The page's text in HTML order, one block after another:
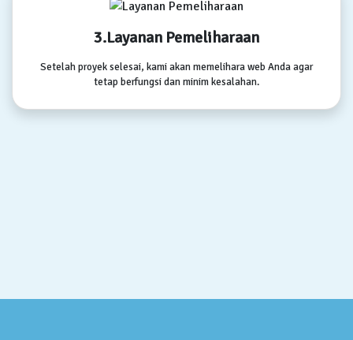
3.Layanan Pemeliharaan
Setelah proyek selesai, kami akan memelihara web Anda agar
tetap berfungsi dan minim kesalahan.